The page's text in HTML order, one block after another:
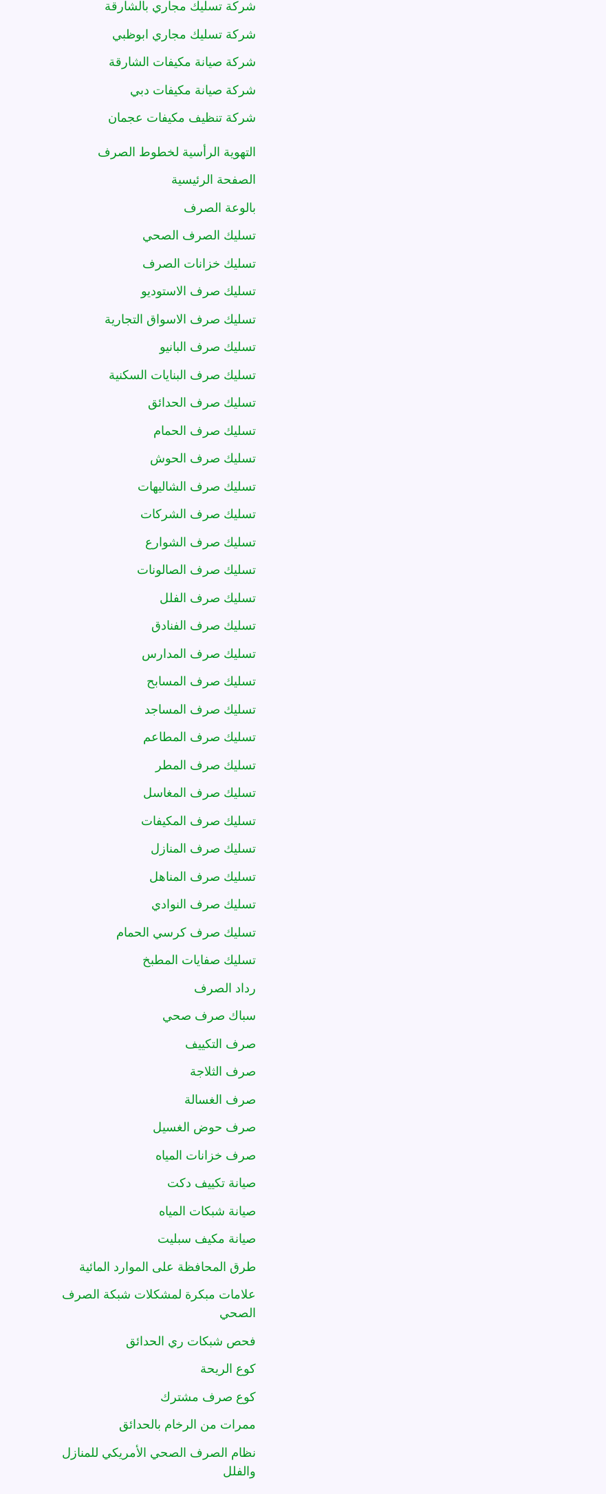
شركة تسليك مجاري بالشارقة
شركة تسليك مجاري ابوظبي
شركة صيانة مكيفات الشارقة
شركة صيانة مكيفات دبي
شركة تنظيف مكيفات عجمان
التهوية الرأسية لخطوط الصرف
الصفحة الرئيسية
بالوعة الصرف
تسليك الصرف الصحي
تسليك خزانات الصرف
تسليك صرف الاستوديو
تسليك صرف الاسواق التجارية
تسليك صرف البانيو
تسليك صرف البنايات السكنية
تسليك صرف الحدائق
تسليك صرف الحمام
تسليك صرف الحوش
تسليك صرف الشاليهات
تسليك صرف الشركات
تسليك صرف الشوارع
تسليك صرف الصالونات
تسليك صرف الفلل
تسليك صرف الفنادق
تسليك صرف المدارس
تسليك صرف المسابح
تسليك صرف المساجد
تسليك صرف المطاعم
تسليك صرف المطر
تسليك صرف المغاسل
تسليك صرف المكيفات
تسليك صرف المنازل
تسليك صرف المناهل
تسليك صرف النوادي
تسليك صرف كرسي الحمام
تسليك صفايات المطبخ
رداد الصرف
سباك صرف صحي
صرف التكييف
صرف الثلاجة
صرف الغسالة
صرف حوض الغسيل
صرف خزانات المياه
صيانة تكييف دكت
صيانة شبكات المياه
صيانة مكيف سبليت
طرق المحافظة على الموارد المائية
علامات مبكرة لمشكلات شبكة الصرف
الصحي
فحص شبكات ري الحدائق
كوع الريحة
كوع صرف مشترك
ممرات من الرخام بالحدائق
نظام الصرف الصحي الأمريكي للمنازل
والفلل